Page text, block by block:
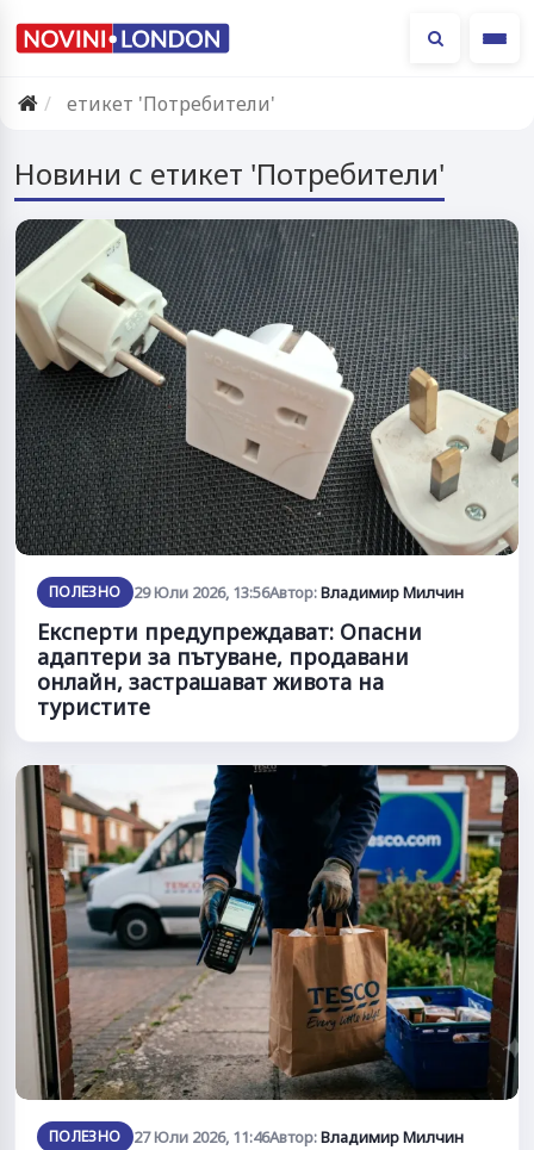
етикет 'Потребители'
Новини с етикет 'Потребители'
ПОЛЕЗНО 29 Юли 2026, 13:56Автор:Владимир Милчин
Експерти предупреждават: Опасни
адаптери за пътуване, продавани
онлайн, застрашават живота на
туристите
ПОЛЕЗНО 27 Юли 2026, 11:46Автор:Владимир Милчин